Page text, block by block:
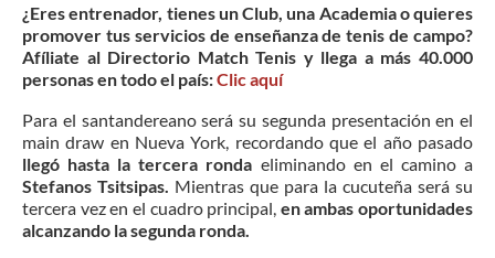
¿Eres entrenador, tienes un Club, una Academia o quieres
promover tus servicios de enseñanza de tenis de campo?
Afíliate al Directorio Match Tenis y llega a más 40.000
personas en todo el país:Clic aquí
Para el santandereano será su segunda presentación en el
main draw en Nueva York, recordando que el año pasado
llegó hasta la tercera ronda eliminando en el camino a
Stefanos Tsitsipas. Mientras que para la cucuteña será su
tercera vez en el cuadro principal, en ambas oportunidades
alcanzando la segunda ronda.